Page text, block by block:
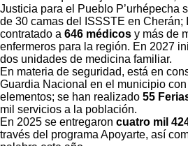
Justicia para el Pueblo P’urhépecha
de 30 camas del ISSSTE en Cherán;
contratado a 646 médicos y más de
enfermeros para la región. En 2027
dos unidades de medicina familiar.
En materia de seguridad, está en
Guardia Nacional en el municipio
elementos; se han realizado 55
mil servicios a la población.
En 2025 se entregaron cuatro mil
través del programa Apoyarte, así